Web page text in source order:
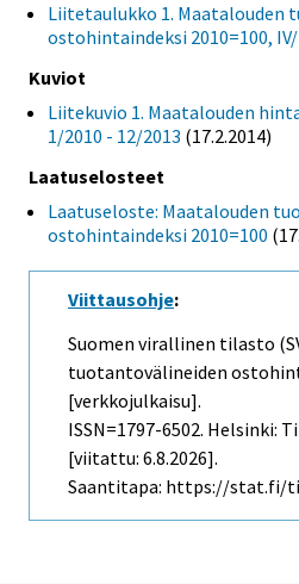
Liitetaulukko 1. Maatalouden
ostohintaindeksi 2010=100,
Kuviot
Liitekuvio 1. Maatalouden
1/2010 - 12/2013 (17.2.2014)
Laatuselosteet
Laatuseloste: Maatalouden
ostohintaindeksi 2010=100
Viittausohje:
Suomen virallinen tilasto
tuotantovälineiden
[verkkojulkaisu].
ISSN=1797-6502. Helsinki:
[viitattu: 6.8.2026].
Saantitapa: https://stat.fi/